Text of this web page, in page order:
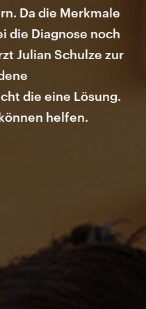
Da die Merkmale
die Diagnose noch
Julian Schulze zur
die eine Lösung.
helfen.